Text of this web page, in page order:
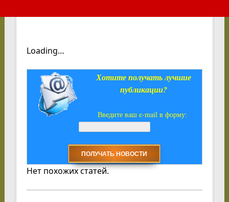
Loading…
Хотите получать лучшие
публикации?
Введите ваш e-mail в форму:
Нет похожих статей.